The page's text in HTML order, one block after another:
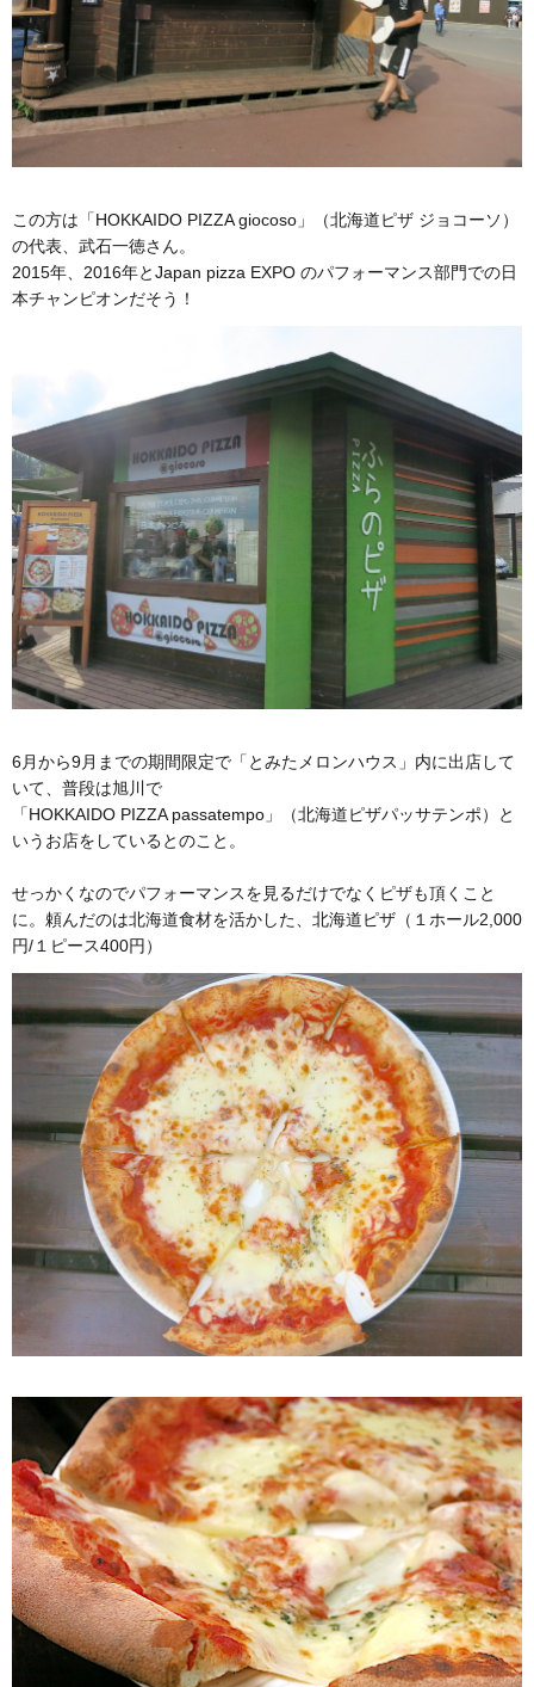
この方は「HOKKAIDO PIZZA giocoso」（北海道ピザ ジョコーソ）
の代表、武石一徳さん。
2015年、2016年とJapan pizza EXPO のパフォーマンス部門での日
本チャンピオンだそう！
6月から9月までの期間限定で「とみたメロンハウス」内に出店して
いて、普段は旭川で
「HOKKAIDO PIZZA passatempo」（北海道ピザパッサテンポ）と
いうお店をしているとのこと。
せっかくなのでパフォーマンスを見るだけでなくピザも頂くこと
に。頼んだのは北海道食材を活かした、北海道ピザ（１ホール2,000
円/１ピース400円）